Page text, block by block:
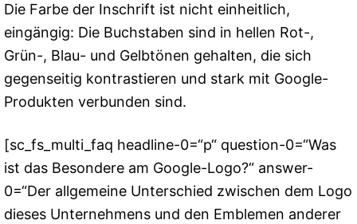
Die Farbe der Inschrift ist nicht einheitlich,
eingängig: Die Buchstaben sind in hellen Rot-,
Grün-, Blau- und Gelbtönen gehalten, die sich
gegenseitig kontrastieren und stark mit Google-
Produkten verbunden sind.
[sc_fs_multi_faq headline-0=“p“ question-0=“Was
ist das Besondere am Google-Logo?“ answer-
0=“Der allgemeine Unterschied zwischen dem Logo
dieses Unternehmens und den Emblemen anderer